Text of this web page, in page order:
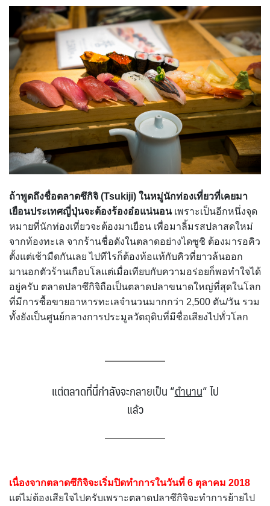
ถ้าพูดถึงชื่อตลาดซึกิจิ (Tsukiji) ในหมู่นักท่องเที่ยวที่เคยมา
เยือนประเทศญี่ปุ่นจะต้องร้องอ๋อแน่นอนเพราะเป็นอีกหนึ่งจุด
หมายที่นักท่องเที่ยวจะต้องมาเยือน เพื่อมาลิ้มรสปลาสดใหม่
จากท้องทะเล จากร้านชื่อดังในตลาดอย่างไดซูชิ ต้องมารอคิว
ตั้งแต่เช้ามืดกันเลย ไปทีไรก็ต้องท้อแท้กับคิวที่ยาวล้นออก
มานอกตัวร้านเกือบโลแต่เมื่อเทียบกับความอร่อยก็พอทำใจได้
อยู่ครับ ตลาดปลาซึกิจิถือเป็นตลาดปลาขนาดใหญ่ที่สุดในโลก
ที่มีการซื้อขายอาหารทะเลจำนวนมากกว่า 2,500 ตัน/วัน รวม
ทั้งยังเป็นศูนย์กลางการประมูลวัตถุดิบที่มีชื่อเสียงไปทั่วโลก
แต่ตลาดที่นี่กำลังจะกลายเป็น“ตำนาน“ไป
แล้ว
เนื่องจากตลาดซึกิจิจะเริ่มปิดทำการในวันที่ 6 ตุลาคม 2018
แต่ไม่ต้องเสียใจไปครับเพราะตลาดปลาซึกิจิจะทำการย้ายไป